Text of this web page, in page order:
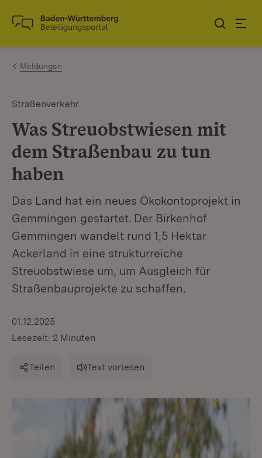
Zum Inhalt springen
Link zur Startseite
Meldungen
Straßenverkehr
Was Streuobstwiesen mit
dem Straßenbau zu tun
haben
Das Land hat ein neues Ökokontoprojekt in
Gemmingen gestartet. Der Birkenhof
Gemmingen wandelt rund 1,5 Hektar
Ackerland in eine strukturreiche
Streuobstwiese um, um Ausgleich für
Straßenbauprojekte zu schaffen.
01.12.2025
Lesezeit: 2 Minuten
Teilen Text vorlesen